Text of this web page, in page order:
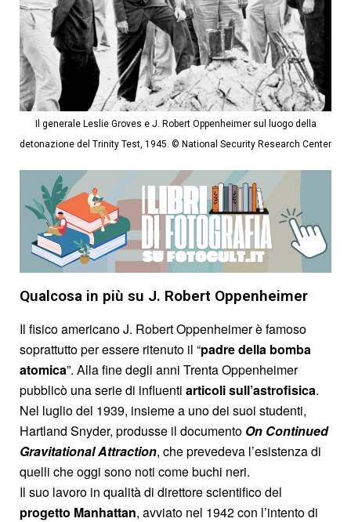
Il generale Leslie Groves e J. Robert Oppenheimer sul luogo della
detonazione del Trinity Test, 1945. © National Security Research Center
Qualcosa in più su J. Robert Oppenheimer
Il fisico americano J. Robert Oppenheimer è famoso
soprattutto per essere ritenuto il “padre della bomba
atomica”. Alla fine degli anni Trenta Oppenheimer
pubblicò una serie di influenti articoli sull’astrofisica.
Nel luglio del 1939, insieme a uno dei suoi studenti,
Hartland Snyder, produsse il documento On Continued
Gravitational Attraction, che prevedeva l’esistenza di
quelli che oggi sono noti come buchi neri.
Il suo lavoro in qualità di direttore scientifico del
progetto Manhattan, avviato nel 1942 con l’intento di